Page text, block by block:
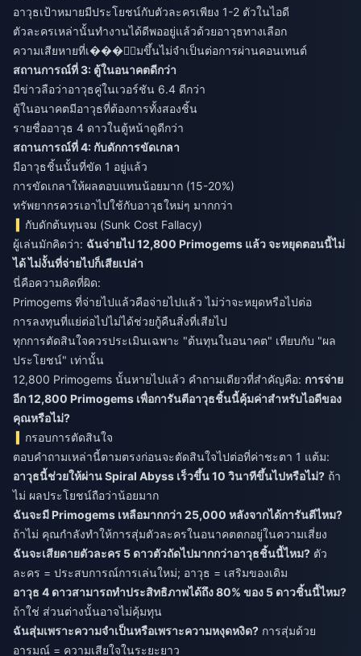
อาวุธเป้าหมายมีประโยชน์กับตัวละครเพียง 1-2 ตัวในไอดี
ตัวละครเหล่านั้นทำงานได้ดีพออยู่แล้วด้วยอาวุธทางเลือก
ความเสียหายที่เ���ิ่มขึ้นไม่จำเป็นต่อการผ่านคอนเทนต์
สถานการณ์ที่ 3: ตู้ในอนาคตดีกว่า
มีข่าวลือว่าอาวุธคู่ในเวอร์ชัน 6.4 ดีกว่า
ตู้ในอนาคตมีอาวุธที่ต้องการทั้งสองชิ้น
รายชื่ออาวุธ 4 ดาวในตู้หน้าดูดีกว่า
สถานการณ์ที่ 4: กับดักการขัดเกลา
มีอาวุธชิ้นนั้นที่ขัด 1 อยู่แล้ว
การขัดเกลาให้ผลตอบแทนน้อยมาก (15-20%)
ทรัพยากรควรเอาไปใช้กับอาวุธใหม่ๆ มากกว่า
กับดักต้นทุนจม (Sunk Cost Fallacy)
ผู้เล่นมักคิดว่า: ฉันจ่ายไป 12,800 Primogems แล้ว จะหยุดตอนนี้ไม่
ได้ ไม่งั้นที่จ่ายไปก็เสียเปล่า
นี่คือความคิดที่ผิด:
Primogems ที่จ่ายไปแล้วคือจ่ายไปแล้ว ไม่ว่าจะหยุดหรือไปต่อ
การลงทุนที่แย่ต่อไปไม่ได้ช่วยกู้คืนสิ่งที่เสียไป
ทุกการตัดสินใจควรประเมินเฉพาะ "ต้นทุนในอนาคต" เทียบกับ "ผล
ประโยชน์" เท่านั้น
12,800 Primogems นั้นหายไปแล้ว คำถามเดียวที่สำคัญคือ: การจ่าย
อีก 12,800 Primogems เพื่อการันตีอาวุธชิ้นนี้คุ้มค่าสำหรับไอดีของ
คุณหรือไม่?
กรอบการตัดสินใจ
ตอบคำถามเหล่านี้ตามตรงก่อนจะตัดสินใจไปต่อที่ค่าชะตา 1 แต้ม:
อาวุธนี้ช่วยให้ผ่าน Spiral Abyss เร็วขึ้น 10 วินาทีขึ้นไปหรือไม่? ถ้า
ไม่ ผลประโยชน์ถือว่าน้อยมาก
ฉันจะมี Primogems เหลือมากกว่า 25,000 หลังจากได้การันตีไหม?
ถ้าไม่ คุณกำลังทำให้การสุ่มตัวละครในอนาคตตกอยู่ในความเสี่ยง
ฉันจะเสียดายตัวละคร 5 ดาวตัวถัดไปมากกว่าอาวุธชิ้นนี้ไหม? ตัว
ละคร = ประสบการณ์การเล่นใหม่; อาวุธ = เสริมของเดิม
อาวุธ 4 ดาวสามารถทำประสิทธิภาพได้ถึง 80% ของ 5 ดาวชิ้นนี้ไหม?
ถ้าใช่ ส่วนต่างนั้นอาจไม่คุ้มทุน
ฉันสุ่มเพราะความจำเป็นหรือเพราะความหงุดหงิด? การสุ่มด้วย
อารมณ์ = ความเสียใจในระยะยาว